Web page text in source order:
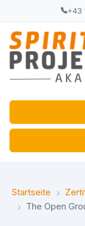
+43
Startseite
The Open